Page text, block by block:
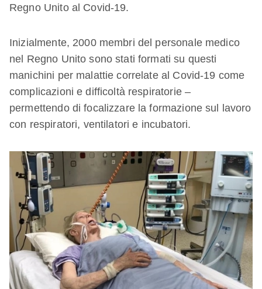
Regno Unito al Covid-19.
Inizialmente, 2000 membri del personale medico
nel Regno Unito sono stati formati su questi
manichini per malattie correlate al Covid-19 come
complicazioni e difficoltà respiratorie –
permettendo di focalizzare la formazione sul lavoro
con respiratori, ventilatori e incubatori.